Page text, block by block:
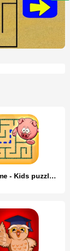
Maze game - Kids puzzle games